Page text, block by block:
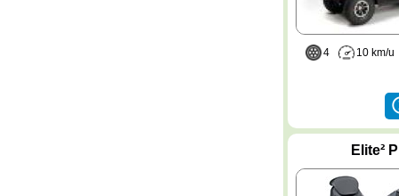
4 10 km/
Elite²